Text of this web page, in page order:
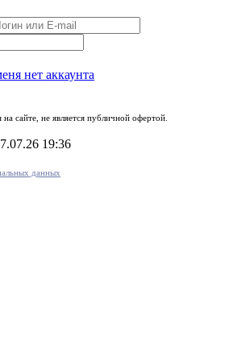
нет аккаунта
сайте, не является публичной офертой.
19:36
данных